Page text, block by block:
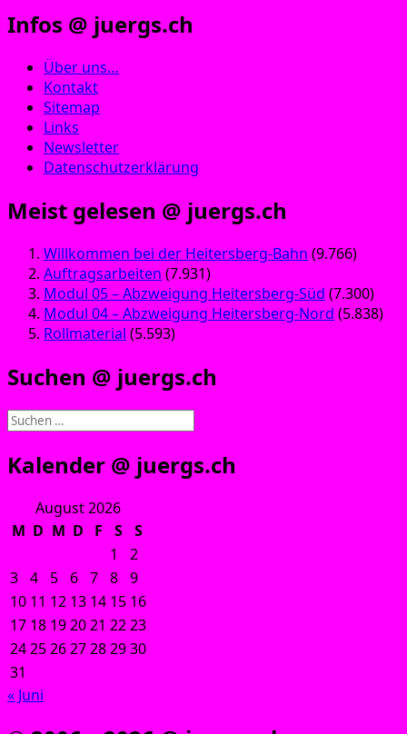
Infos @ juergs.ch
Über uns…
Kontakt
Sitemap
Links
Newsletter
Datenschutzerklärung
Meist gelesen @ juergs.ch
Willkommen bei der Heitersberg-Bahn (9.766)
Auftragsarbeiten (7.931)
Modul 05 – Abzweigung Heitersberg-Süd (7.300)
Modul 04 – Abzweigung Heitersberg-Nord (5.838)
Rollmaterial (5.593)
Suchen @ juergs.ch
Suchen
Kalender @ juergs.ch
August 2026
M D M D F S
S
1
2
3 4 5 6 7 8 9
10 11 12 13 14 15 16
17 18 192021 2223
24252627282930
31
« Juni